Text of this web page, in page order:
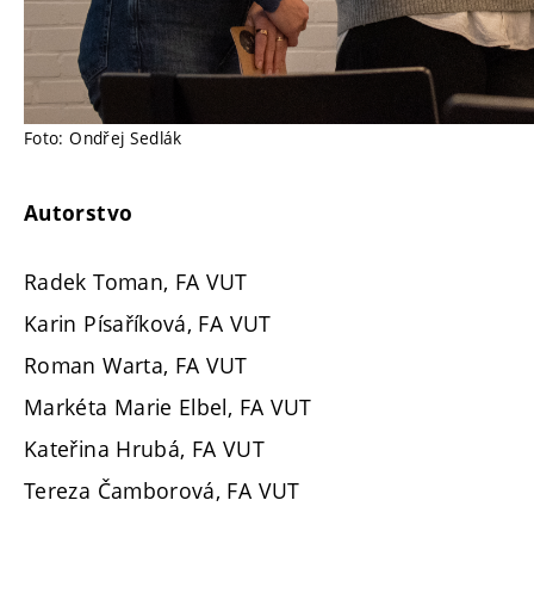
Foto: Ondřej Sedlák
Autorstvo
Radek Toman, FA VUT
Karin Písaříková, FA VUT
Roman Warta, FA VUT
Markéta Marie Elbel, FA VUT
Kateřina Hrubá, FA VUT
Tereza Čamborová, FA VUT